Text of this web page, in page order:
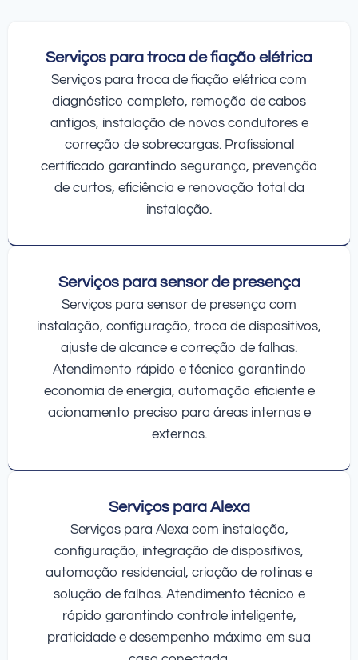
Serviços para troca de fiação elétrica
Serviços para troca de fiação elétrica com
diagnóstico completo, remoção de cabos
antigos, instalação de novos condutores e
correção de sobrecargas. Profissional
certificado garantindo segurança, prevenção
de curtos, eficiência e renovação total da
instalação.
Serviços para sensor de presença
Serviços para sensor de presença com
instalação, configuração, troca de dispositivos,
ajuste de alcance e correção de falhas.
Atendimento rápido e técnico garantindo
economia de energia, automação eficiente e
acionamento preciso para áreas internas e
externas.
Serviços para Alexa
Serviços para Alexa com instalação,
configuração, integração de dispositivos,
automação residencial, criação de rotinas e
solução de falhas. Atendimento técnico e
rápido garantindo controle inteligente,
praticidade e desempenho máximo em sua